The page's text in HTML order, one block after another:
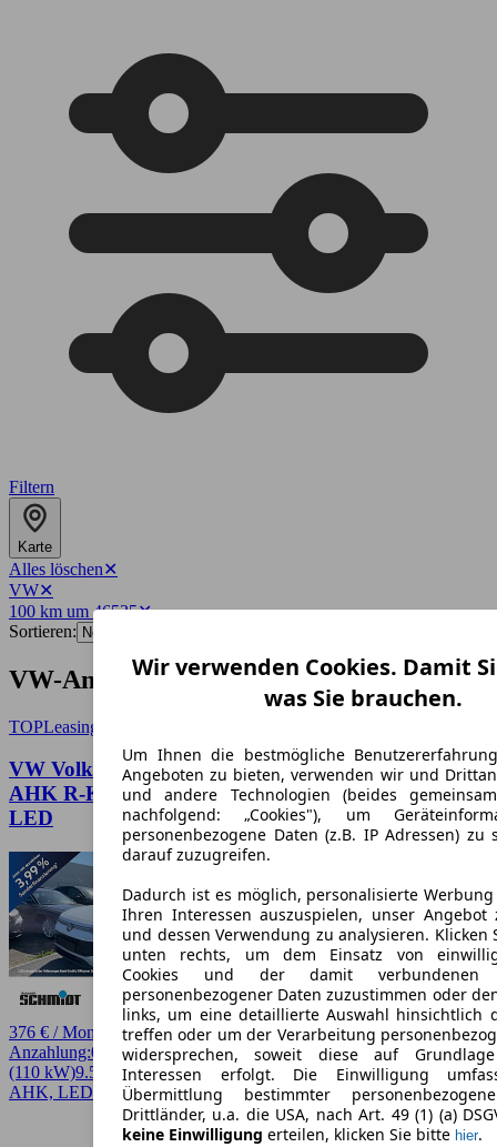
Filtern
Karte
Alles löschen✕
VW✕
100 km um 46535✕
Sortieren:
VW-Angebote in Dinslaken
TOPLeasing
VW Volkswagen Tayron 1.5 TSI eHybrid DSG Life
AHK R-Kamera elektr.Heckklappe SideAssist ACC
LED
376 € / Monat
Anzahlung:0,00 €Laufzeit:36 Monatekm/Jahr:10.000Andere150 PS
(110 kW)9.550 kmEZ 09/2025AutomatikSUV / Pickup4 Türen
AHK, LED
Wir verwenden Cookies. Damit
was Sie brauchen.
Um Ihnen die bestmögliche
Angeboten zu bieten, verwenden wir und
und andere Technologien (beides
nachfolgend: „Cookies"), um
personenbezogene Daten (z.B. IP Adressen) zu
darauf zuzugreifen.
Dadurch ist es möglich, personalisierte
Ihren Interessen auszuspielen, unser Angebot
und dessen Verwendung zu analysieren. Klicken
unten rechts, um dem Einsatz von
Cookies und der damit verbundenen
personenbezogener Daten zuzustimmen oder
links, um eine detaillierte Auswahl hinsichtlich
treffen oder um der Verarbeitung
widersprechen, soweit diese auf
Interessen erfolgt. Die Einwilligung
Übermittlung bestimmter
Drittländer, u.a. die USA, nach Art. 49 (1) (a)
keine Einwilligung erteilen, klicken Sie bitte hier.